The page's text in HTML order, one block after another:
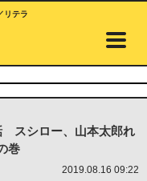
リテラ
スシロー、山本太郎れ
巻
2019.08.16 09:22